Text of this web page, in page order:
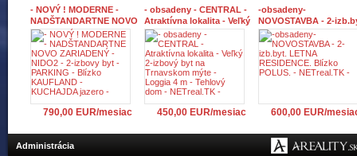
- NOVÝ ! MODERNE -
NADŠTANDARTNE NOVO
ZARIADENÝ - NIDO2 - 2-
izbovy byt - PARKING -
Blízko KAUFLAND -
KUCHAJDA jazero -
790,00 EUR/mesiac
- obsadeny - CENTRAL -
Atraktívna lokalita - Veľký
2-izbový byt na
Trnavskom mýte - Loggia
4 m - Tehlový dom -
NETreal.TK -
450,00 EUR/mesiac
-obsadeny-
NOVOSTAVBA - 2-
LETNA RESIDENCE.
Blízko POLUS. -
NETreal.TK -
600,00 EUR/
Administrácia